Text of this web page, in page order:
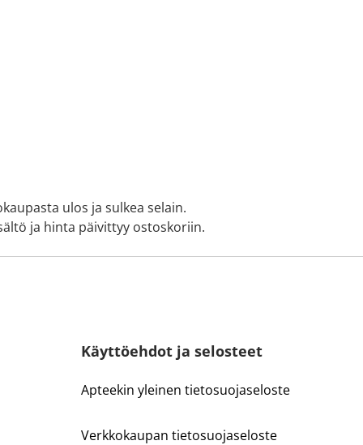
ulos ja sulkea selain.
ja hinta päivittyy ostoskoriin.
Käyttöehdot ja selosteet
Apteekin yleinen tietosuojaseloste
Verkkokaupan tietosuojaseloste